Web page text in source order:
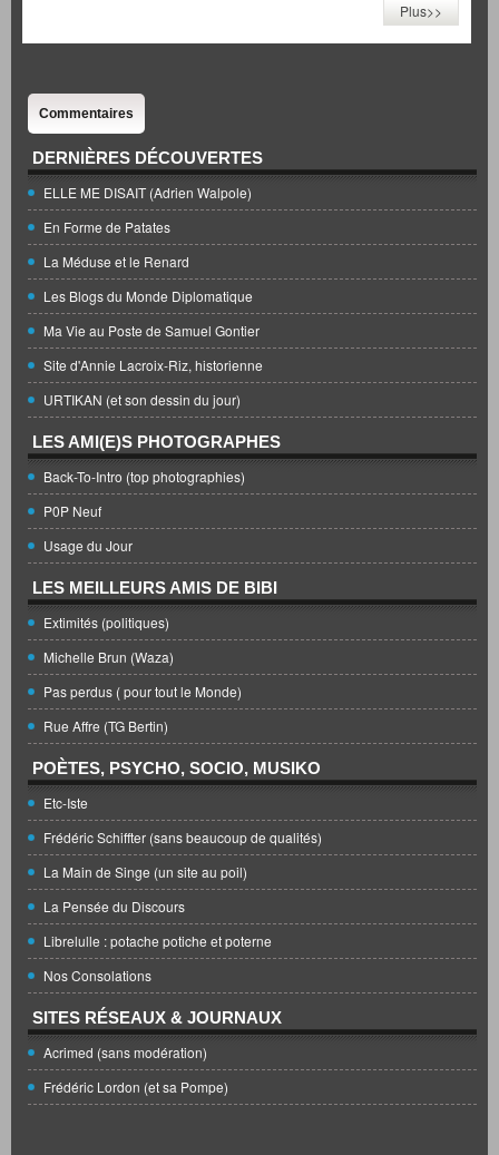
Plus>>
Commentaires
DERNIÈRES DÉCOUVERTES
ELLE ME DISAIT (Adrien Walpole)
En Forme de Patates
La Méduse et le Renard
Les Blogs du Monde Diplomatique
Ma Vie au Poste de Samuel Gontier
Site d'Annie Lacroix-Riz, historienne
URTIKAN (et son dessin du jour)
LES AMI(E)S PHOTOGRAPHES
Back-To-Intro (top photographies)
P0P Neuf
Usage du Jour
LES MEILLEURS AMIS DE BIBI
Extimités (politiques)
Michelle Brun (Waza)
Pas perdus ( pour tout le Monde)
Rue Affre (TG Bertin)
POÈTES, PSYCHO, SOCIO, MUSIKO
Etc-Iste
Frédéric Schiffter (sans beaucoup de qualités)
La Main de Singe (un site au poil)
La Pensée du Discours
Librelulle : potache potiche et poterne
Nos Consolations
SITES RÉSEAUX & JOURNAUX
Acrimed (sans modération)
Frédéric Lordon (et sa Pompe)